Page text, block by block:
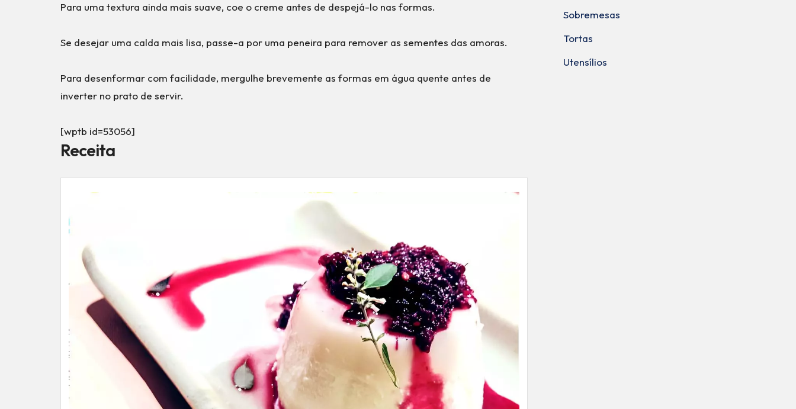
Para uma textura ainda mais suave, coe o creme antes de despejá-lo nas formas.
Se desejar uma calda mais lisa, passe-a por uma peneira para remover as sementes das amoras.
Para desenformar com facilidade, mergulhe brevemente as formas em água quente antes de
inverter no prato de servir.
[wptb id=53056]
Receita
Sobremesas
Tortas
Utensílios